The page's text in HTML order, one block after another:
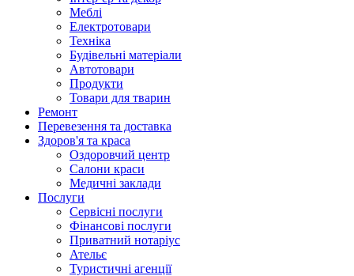
Меблі
Електротовари
Техніка
Будівельні матеріали
Автотовари
Продукти
Товари для тварин
Ремонт
Перевезення та доставка
Здоров'я та краса
Оздоровчий центр
Салони краси
Медичні заклади
Послуги
Сервісні послуги
Фінансові послуги
Приватний нотаріус
Ательє
Туристичні агенції